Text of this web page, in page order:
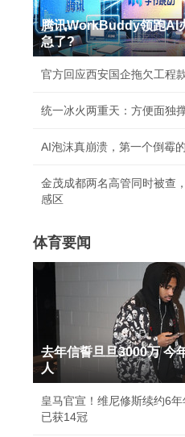
腾讯WorkBuddy领跑AI
急了?
官方回应西安国企拖欠工程
统一冰火两重天：方便面独
AI泡沫真崩溃，第一个倒霉
金茂成都两名高管同时被查
感区
体育要闻
去年信誓旦旦3000万 今
人
皇马官宣！维尼修斯续约6
已获14冠